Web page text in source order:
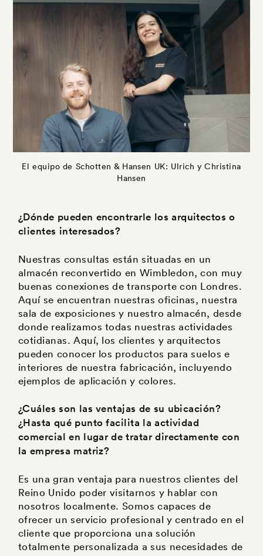
El equipo de Schotten & Hansen UK: Ulrich y Christina
Hansen
¿Dónde pueden encontrarle los arquitectos o
clientes interesados?
Nuestras consultas están situadas en un
almacén reconvertido en Wimbledon, con muy
buenas conexiones de transporte con Londres.
Aquí se encuentran nuestras oficinas, nuestra
sala de exposiciones y nuestro almacén, desde
donde realizamos todas nuestras actividades
cotidianas. Aquí, los clientes y arquitectos
pueden conocer los productos para suelos e
interiores de nuestra fabricación, incluyendo
ejemplos de aplicación y colores.
¿Cuáles son las ventajas de su ubicación?
¿Hasta qué punto facilita la actividad
comercial en lugar de tratar directamente con
la empresa matriz?
Es una gran ventaja para nuestros clientes del
Reino Unido poder visitarnos y hablar con
nosotros localmente. Somos capaces de
ofrecer un servicio profesional y centrado en el
cliente que proporciona una solución
totalmente personalizada a sus necesidades de